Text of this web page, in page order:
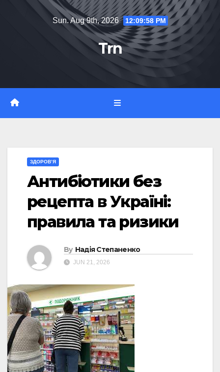
Sun. Aug 9th, 2026 12:10:00 PM
Trn
ЗДОРОВ’Я
Антибіотики без
рецепта в Україні:
правила та ризики
By Надія Степаненко
JUN 21, 2026